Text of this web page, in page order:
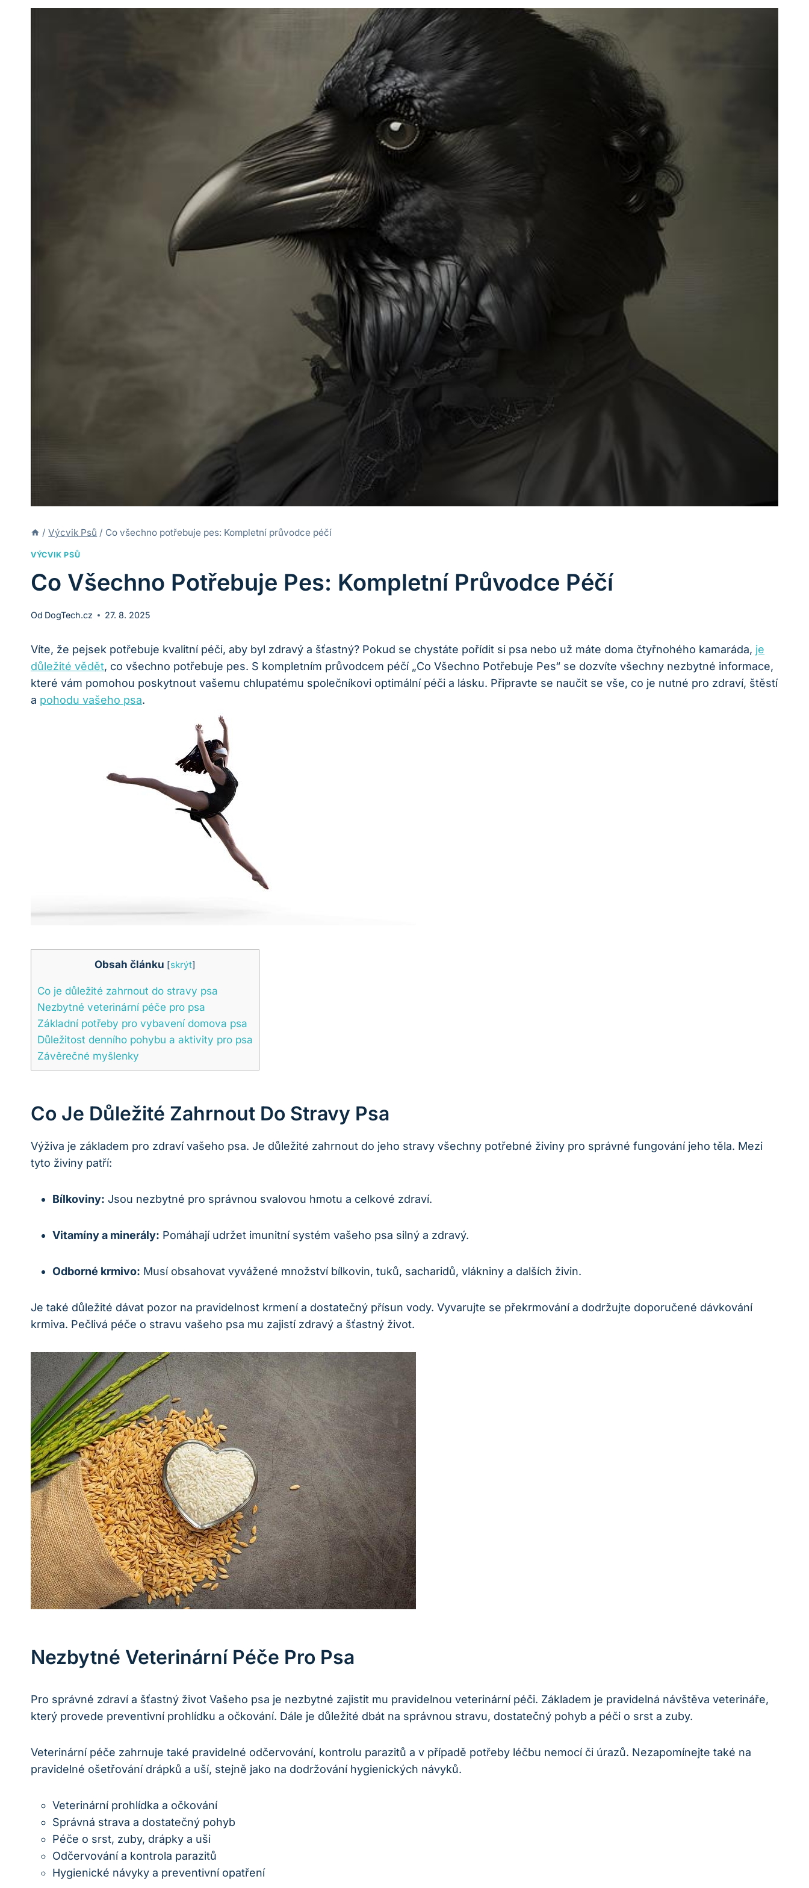
/ Výcvik Psů / Co všechno potřebuje pes: Kompletní průvodce péčí
VÝCVIK PSŮ
Co Všechno Potřebuje Pes: Kompletní Průvodce Péčí
Od DogTech.cz 27. 8. 2025
Víte, že pejsek potřebuje kvalitní péči, aby byl zdravý a šťastný? Pokud se chystáte pořídit si psa nebo už máte doma čtyřnohého kamaráda, je
důležité vědět, co všechno potřebuje pes. S kompletním průvodcem péčí „Co Všechno Potřebuje Pes“ se dozvíte všechny nezbytné informace,
které vám pomohou poskytnout vašemu chlupatému společníkovi optimální péči a lásku. Připravte se naučit se vše, co je nutné pro zdraví, štěstí
a pohodu vašeho psa.
Obsah článku [skrýt]
Co je důležité zahrnout do stravy psa
Nezbytné veterinární péče pro psa
Základní potřeby pro vybavení domova psa
Důležitost denního pohybu a aktivity pro psa
Závěrečné myšlenky
Co Je Důležité Zahrnout Do Stravy Psa
Výživa je základem pro zdraví vašeho psa. Je důležité zahrnout do jeho stravy všechny potřebné živiny pro správné fungování jeho těla. Mezi
tyto živiny patří:
Bílkoviny: Jsou nezbytné pro správnou svalovou hmotu a celkové zdraví.
Vitamíny a minerály: Pomáhají udržet imunitní systém vašeho psa silný a zdravý.
Odborné krmivo: Musí obsahovat vyvážené množství bílkovin, tuků, sacharidů, vlákniny a dalších živin.
Je také důležité dávat pozor na pravidelnost krmení a dostatečný přísun vody. Vyvarujte se překrmování a dodržujte doporučené dávkování
krmiva. Pečlivá péče o stravu vašeho psa mu zajistí zdravý a šťastný život.
Nezbytné Veterinární Péče Pro Psa
Pro správné zdraví a šťastný život Vašeho psa je nezbytné zajistit mu pravidelnou veterinární péči. Základem je pravidelná návštěva veterináře,
který provede preventivní prohlídku a očkování. Dále je důležité dbát na správnou stravu, dostatečný pohyb a péči o srst a zuby.
Veterinární péče zahrnuje také pravidelné odčervování, kontrolu parazitů a v případě potřeby léčbu nemocí či úrazů. Nezapomínejte také na
pravidelné ošetřování drápků a uší, stejně jako na dodržování hygienických návyků.
Veterinární prohlídka a očkování
Správná strava a dostatečný pohyb
Péče o srst, zuby, drápky a uši
Odčervování a kontrola parazitů
Hygienické návyky a preventivní opatření